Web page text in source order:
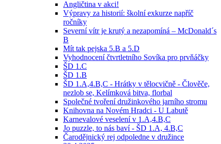
Angličtina v akci!
Výpravy za historií: školní exkurze napříč
ročníky
Severní vítr je krutý a nezapomíná – McDonald´s
B
Mít tak pejska 5.B a 5.D
Vyhodnocení čtvrtletního Sovíka pro prvňáčky
ŠD 1.C
ŠD 1.B
ŠD 1.A,4.B,C - Hrátky v tělocvičně - Člověče,
nezlob se, Kelímková bitva, florbal
Společné tvoření družinkového jarního stromu
Knihovna na Novém Hradci - U Labutě
Karnevalové veselení v 1.A,4.B,C
Jo puzzle, to nás baví - ŠD 1.A, 4.B,C
Čarodějnický rej odpoledne v družince